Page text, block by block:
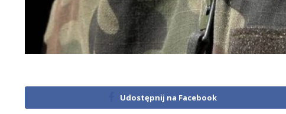
Udostępnij na Facebook